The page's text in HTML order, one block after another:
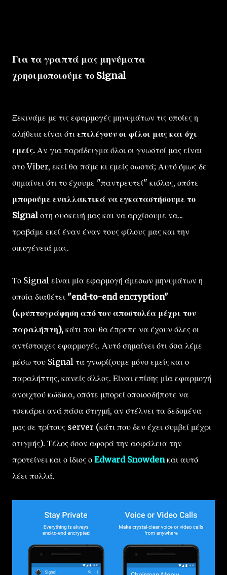
Για τα γραπτά μας μηνύματα
χρησιμοποιούμε το Signal
Ξεκινάμε με τις εφαρμογές μηνυμάτων τις οποίες η
αλήθεια είναι ότι επιλέγουν οι φίλοι μας και όχι
εμείς. Αν για παράδειγμα όλοι οι γνωστοί μας είναι
στο Viber, εκεί θα πάμε κι εμείς σωστά; Αυτό όμως δε
σημαίνει ότι το έχουμε "παντρευτεί" κιόλας, οπότε
μπορούμε εναλλακτικά να εγκαταστήσουμε το
Signal στη συσκευή μας και να αρχίσουμε να...
τραβάμε εκεί έναν έναν τους φίλους μας και την
οικογένειά μας.
Το Signal είναι μία εφαρμογή άμεσων μηνυμάτων η
οποία διαθέτει "end-to-end encryption"
(κρυπτογράφηση από τον αποστολέα μέχρι τον
παραλήπτη), κάτι που θα έπρεπε να έχουν όλες οι
αντίστοιχες εφαρμογές. Αυτό σημαίνει ότι όσα λέμε
μέσω του Signal τα γνωρίζουμε μόνο εμείς και ο
παραλήπτης, κανείς άλλος. Είναι επίσης μία εφαρμογή
ανοιχτού κώδικα, οπότε μπορεί οποιοσδήποτε να
τσεκάρει ανά πάσα στιγμή, αν στέλνει τα δεδομένα
μας σε τρίτους server (κάτι που δεν έχει συμβεί μέχρι
στιγμής). Τέλος όσον αφορά την ασφάλεια την
προτείνει και ο ίδιος ο Edward Snowdenκαι αυτό
λέει πολλά.